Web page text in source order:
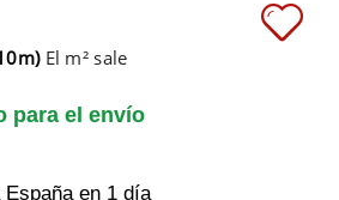
El m² sale
para el envío
España en 1 día